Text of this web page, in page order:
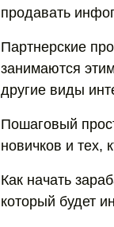
продавать
Партнерские
занимаются
другие виды
Пошаговый
новичков и тех,
Как начать
который будет